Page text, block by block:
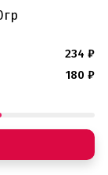
234 ₽
180 ₽